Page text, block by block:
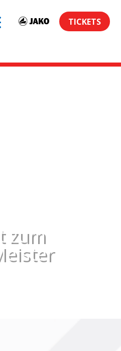
TICKETS
zum